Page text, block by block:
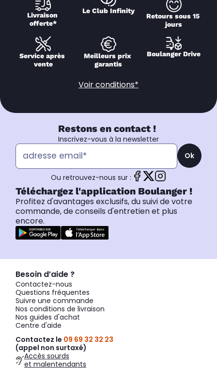
Livraison
offerte*
Le Club Infinity
Retours sous 15
jours
Service après
vente
Meilleurs prix
garantis
Boulanger Drive
Voir conditions*
Restons en contact !
Inscrivez-vous à la newsletter
Ok
Ou retrouvez-nous sur :
Téléchargez l'application Boulanger !
Profitez d'avantages exclusifs, du suivi de votre
commande, de conseils d'entretien et plus
encore.
Besoin d’aide ?
Contactez-nous
Questions fréquentes
Suivre une commande
Nos conditions de livraison
Nos guides d'achat
Centre d'aide
Contactez le 09 69 32 32 23
(appel non surtaxé)
Accès sourds
et malentendants